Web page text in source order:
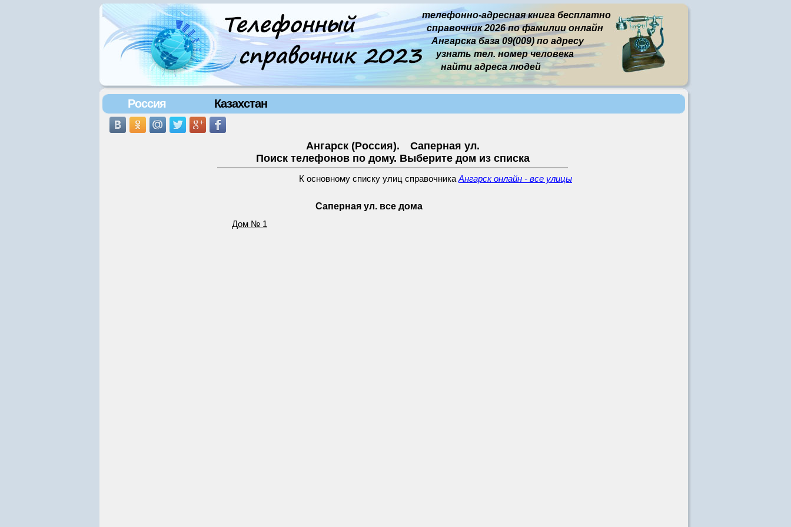
телефонно-адресная книга бесплатно
справочник 2026 по фамилии онлайн
Ангарска база 09(009) по адресу
узнать тел. номер человека
найти адреса людей
Россия Казахстан
Ангарск (Россия). Саперная ул.
Поиск телефонов по дому. Выберите дом из списка
К основному списку улиц справочника Ангарск онлайн - все улицы
Саперная ул. все дома
Дом № 1